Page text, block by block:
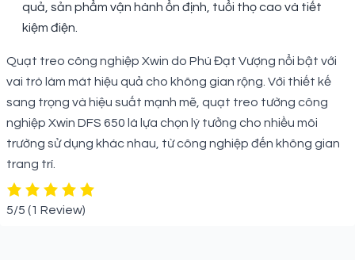
quả, sản phẩm vận hành ổn định, tuổi thọ cao và tiết
kiệm điện.
Quạt treo công nghiệp Xwin do Phú Đạt Vượng nổi bật với
vai trò làm mát hiệu quả cho không gian rộng. Với thiết kế
sang trọng và hiệu suất mạnh mẽ, quạt treo tường công
nghiệp Xwin DFS 650 là lựa chọn lý tưởng cho nhiều môi
trường sử dụng khác nhau, từ công nghiệp đến không gian
trang trí.
5/5 (1 Review)